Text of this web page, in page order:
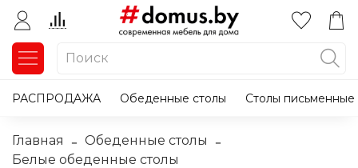
РАСПРОДАЖА Обеденные столы Столы письменные
Главная
Обеденные столы
Белые обеденные столы